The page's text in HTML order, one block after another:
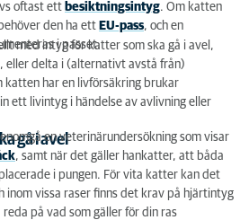
oftast ett besiktningsintyg. Om katten
den ha ett EU-pass, och en
i passet.
med intyg för katter som ska gå i avel,
eller delta i (alternativt avstå från)
katten har en livförsäkring brukar
ett livintyg i händelse av avlivning eller
gå i avelen veterinärundersökning som visar
, samt när det gäller hankatter, att båda
i pungen. För vita katter kan det
inom vissa raser finns det krav på hjärtintyg
på vad som gäller för din ras